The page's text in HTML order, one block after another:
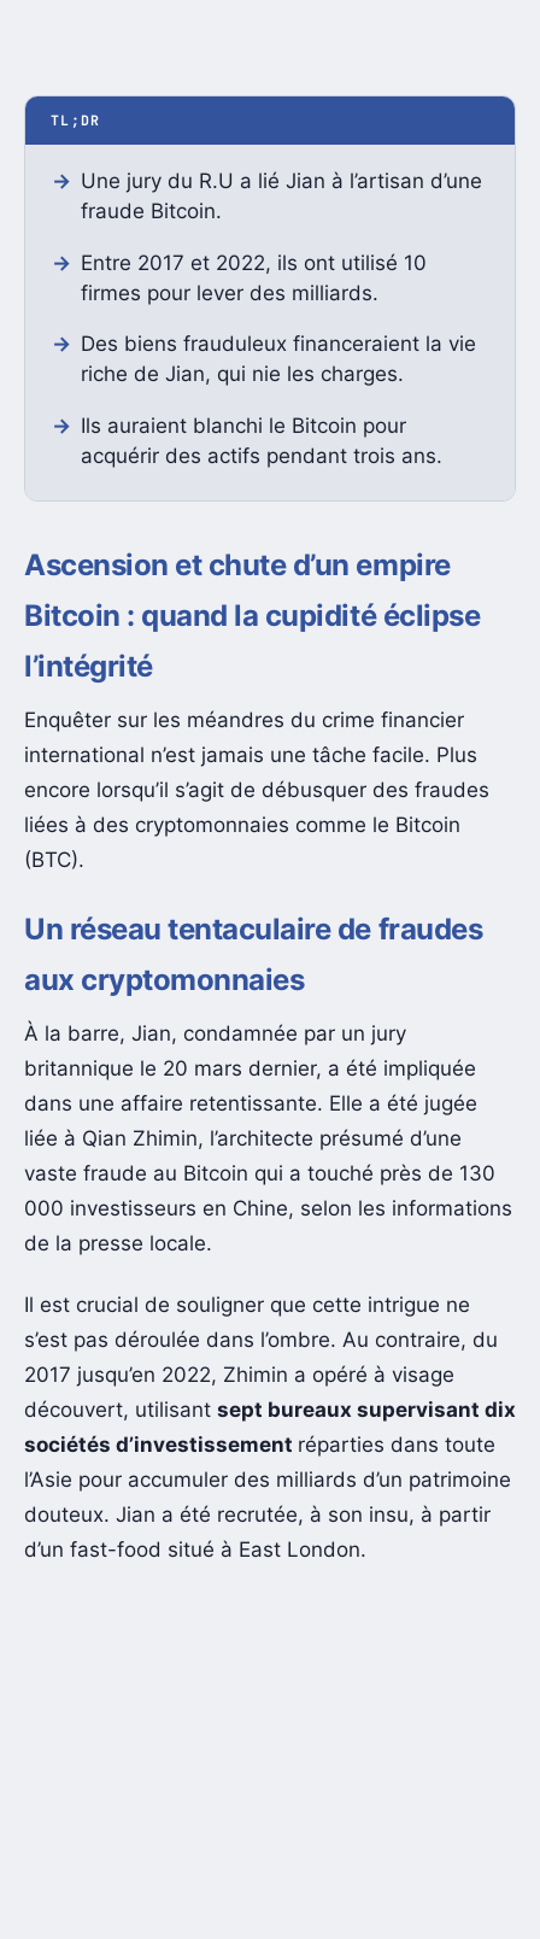
TL;DR
Une jury du R.U a lié Jian à l’artisan d’une
fraude Bitcoin.
Entre 2017 et 2022, ils ont utilisé 10
firmes pour lever des milliards.
Des biens frauduleux financeraient la vie
riche de Jian, qui nie les charges.
Ils auraient blanchi le Bitcoin pour
acquérir des actifs pendant trois ans.
Ascension et chute d’un empire
Bitcoin : quand la cupidité éclipse
l’intégrité
Enquêter sur les méandres du crime financier
international n’est jamais une tâche facile. Plus
encore lorsqu’il s’agit de débusquer des fraudes
liées à des cryptomonnaies comme le Bitcoin
(BTC).
Un réseau tentaculaire de fraudes
aux cryptomonnaies
À la barre, Jian, condamnée par un jury
britannique le 20 mars dernier, a été impliquée
dans une affaire retentissante. Elle a été jugée
liée à Qian Zhimin, l’architecte présumé d’une
vaste fraude au Bitcoin qui a touché près de 130
000 investisseurs en Chine, selon les informations
de la presse locale.
Il est crucial de souligner que cette intrigue ne
s’est pas déroulée dans l’ombre. Au contraire, du
2017 jusqu’en 2022, Zhimin a opéré à visage
découvert, utilisant sept bureaux supervisant dix
sociétés d’investissement réparties dans toute
l’Asie pour accumuler des milliards d’un patrimoine
douteux. Jian a été recrutée, à son insu, à partir
d’un fast-food situé à East London.